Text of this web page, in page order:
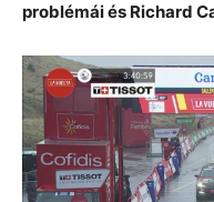
problémái és Richard